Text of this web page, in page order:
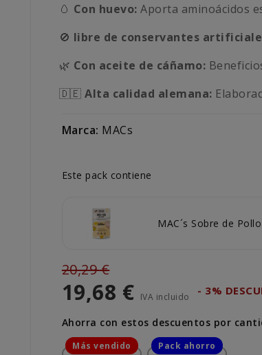
🥚 Con huevo: Aporta aminoácidos
🚫 libre de conservantes
🌿 Con aceite de cáñamo:
🇩🇪Alta calidad alemana:
Marca: MACs
Este pack contiene
MAC´s Sobre de
20,29 €
19,68 € IVA incluido - 3%
Ahorra con estos descuentos por